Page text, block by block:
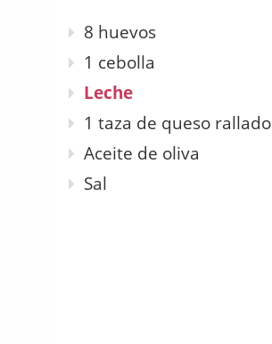
8 huevos
1 cebolla
Leche
1 taza de queso rallado
Aceite de oliva
Sal